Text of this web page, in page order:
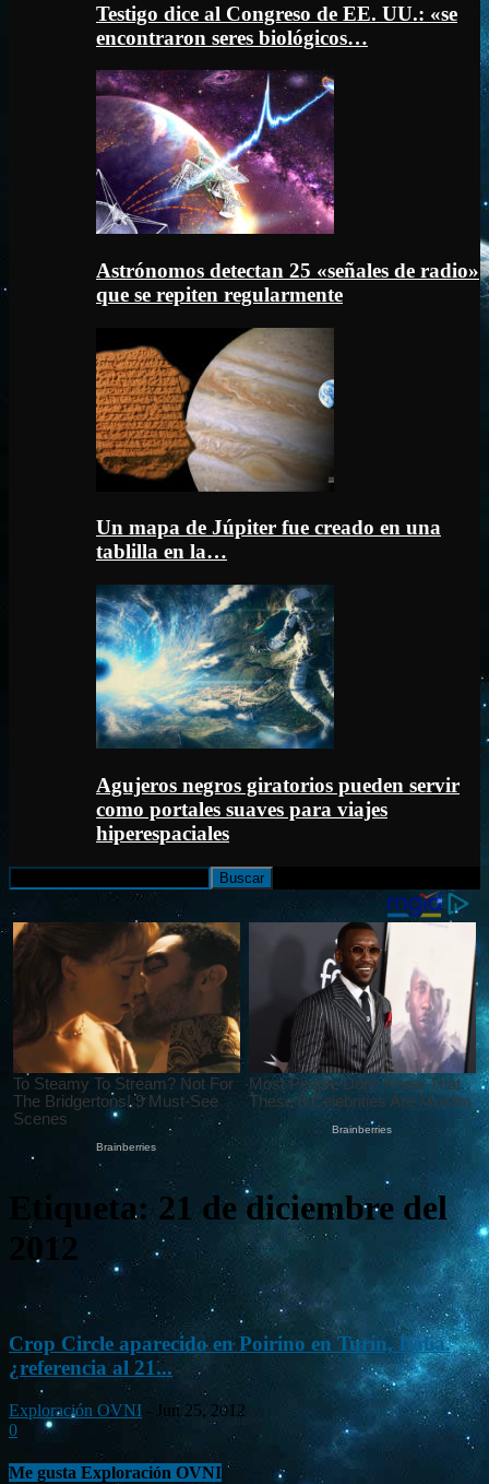
Testigo dice al Congreso de EE. UU.: «se
encontraron seres biológicos…
Astrónomos detectan 25 «señales de radio»
que se repiten regularmente
Un mapa de Júpiter fue creado en una
tablilla en la…
Agujeros negros giratorios pueden servir
como portales suaves para viajes
hiperespaciales
Etiqueta: 21 de diciembre del
2012
Crop Circle aparecido en Poirino en Turín, Itália.
¿referencia al 21...
Exploración OVNI - Jun 25, 2012
0
Me gusta Exploración OVNI